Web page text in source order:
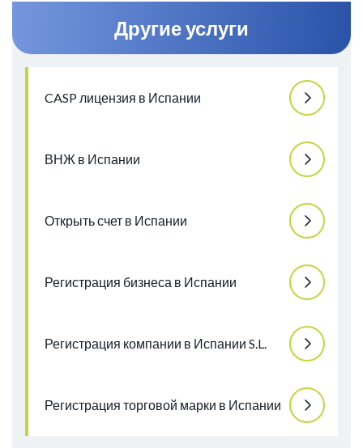
Другие услуги
CASP лицензия в Испании
ВНЖ в Испании
Открыть счет в Испании
Регистрация бизнеса в Испании
Регистрация компании в Испании S.L.
Регистрация торговой марки в Испании